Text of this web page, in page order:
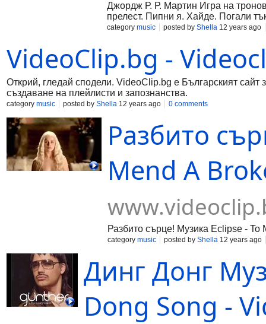
Джордж Р. Р. Мартин Игра на
прелест. Пипни я. Хайде. Погали
category music posted by Shella 12 years ago
VideoClip.bg -
Открий, гледай сподели. VideoClip.bg е Българският
създаване на плейлисти и запознанства.
category music posted by Shella 12 years ago 0 comments
Разбито
Mend A
Разбито сърце! Музика Eclipse - To
category music posted by Shella 12 years ago
Динг Донг
Dong Song -